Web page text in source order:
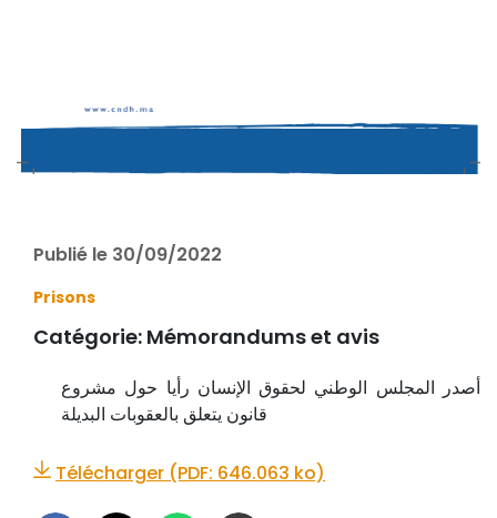
Publié le 30/09/2022
Prisons
Catégorie: Mémorandums et avis
أصدر المجلس الوطني لحقوق الإنسان رأيا حول مشروع
قانون يتعلق بالعقوبات البديلة
Télécharger (PDF: 646.063 ko)